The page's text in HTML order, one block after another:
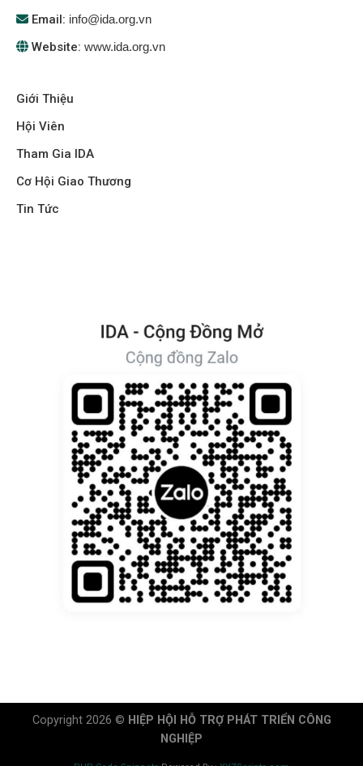
Email: info@ida.org.vn
Website: www.ida.org.vn
Giới Thiệu
Hội Viên
Tham Gia IDA
Cơ Hội Giao Thương
Tin Tức
Copyright 2026 © HIỆP HỘI HỖ TRỢ PHÁT TRIỂN CÔNG
NGHIỆP